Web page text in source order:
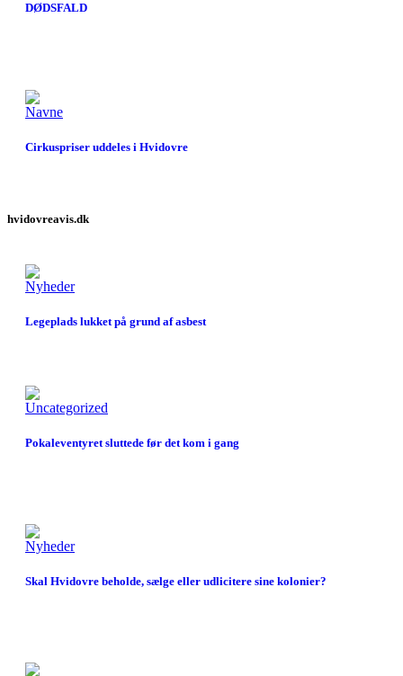
DØDSFALD
Navne
Cirkuspriser uddeles i Hvidovre
hvidovreavis.dk
Nyheder
Legeplads lukket på grund af asbest
Uncategorized
Pokaleventyret sluttede før det kom i gang
Nyheder
Skal Hvidovre beholde, sælge eller udlicitere sine kolonier?